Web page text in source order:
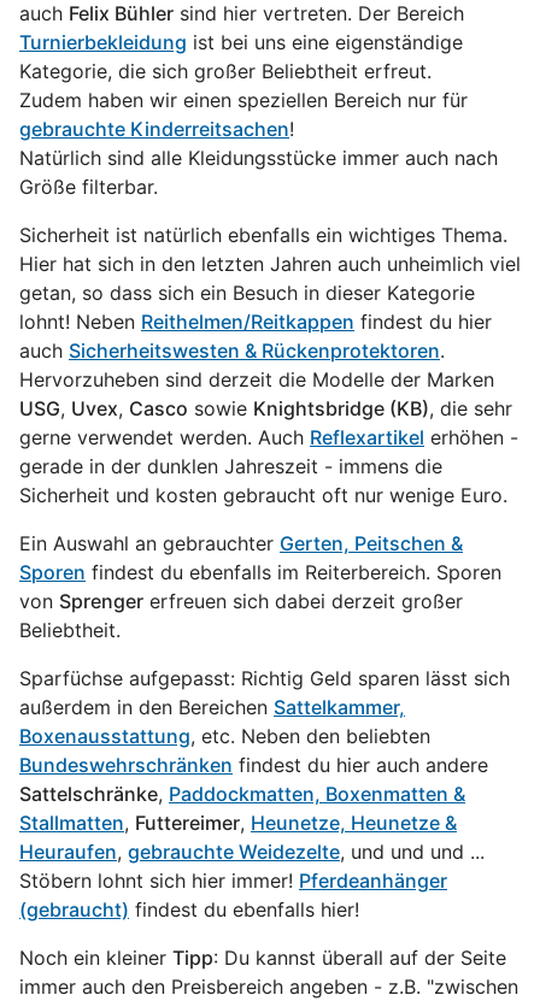
auch Felix Bühler sind hier vertreten. Der Bereich
Turnierbekleidung ist bei uns eine eigenständige
Kategorie, die sich großer Beliebtheit erfreut.
Zudem haben wir einen speziellen Bereich nur für
gebrauchte Kinderreitsachen!
Natürlich sind alle Kleidungsstücke immer auch nach
Größe filterbar.
Sicherheit ist natürlich ebenfalls ein wichtiges Thema.
Hier hat sich in den letzten Jahren auch unheimlich viel
getan, so dass sich ein Besuch in dieser Kategorie
lohnt! Neben Reithelmen/Reitkappen findest du hier
auch Sicherheitswesten & Rückenprotektoren.
Hervorzuheben sind derzeit die Modelle der Marken
USG, Uvex, Casco sowie Knightsbridge (KB), die sehr
gerne verwendet werden. Auch Reflexartikel erhöhen -
gerade in der dunklen Jahreszeit - immens die
Sicherheit und kosten gebraucht oft nur wenige Euro.
Ein Auswahl an gebrauchter Gerten, Peitschen &
Sporen findest du ebenfalls im Reiterbereich. Sporen
von Sprenger erfreuen sich dabei derzeit großer
Beliebtheit.
Sparfüchse aufgepasst: Richtig Geld sparen lässt sich
außerdem in den Bereichen Sattelkammer,
Boxenausstattung, etc. Neben den beliebten
Bundeswehrschränken findest du hier auch andere
Sattelschränke, Paddockmatten, Boxenmatten &
Stallmatten, Futtereimer, Heunetze, Heunetze &
Heuraufen, gebrauchte Weidezelte, und und und ...
Stöbern lohnt sich hier immer! Pferdeanhänger
(gebraucht) findest du ebenfalls hier!
Noch ein kleiner Tipp: Du kannst überall auf der Seite
immer auch den Preisbereich angeben - z.B. "zwischen